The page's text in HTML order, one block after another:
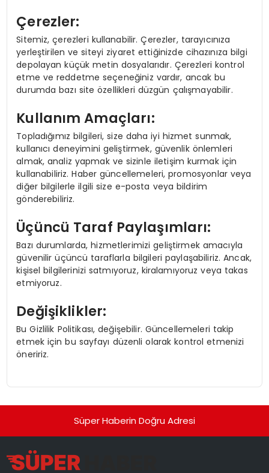
YAŞAM
Çerezler:
Sitemiz, çerezleri kullanabilir. Çerezler, tarayıcınıza
yerleştirilen ve siteyi ziyaret ettiğinizde cihazınıza bilgi
depolayan küçük metin dosyalarıdır. Çerezleri kontrol
etme ve reddetme seçeneğiniz vardır, ancak bu
durumda bazı site özellikleri düzgün çalışmayabilir.
Kullanım Amaçları:
Topladığımız bilgileri, size daha iyi hizmet sunmak,
kullanıcı deneyimini geliştirmek, güvenlik önlemleri
almak, analiz yapmak ve sizinle iletişim kurmak için
kullanabiliriz. Haber güncellemeleri, promosyonlar veya
diğer bilgilerle ilgili size e-posta veya bildirim
gönderebiliriz.
Üçüncü Taraf Paylaşımları:
Bazı durumlarda, hizmetlerimizi geliştirmek amacıyla
güvenilir üçüncü taraflarla bilgileri paylaşabiliriz. Ancak,
kişisel bilgilerinizi satmıyoruz, kiralamıyoruz veya takas
etmiyoruz.
Değişiklikler:
Bu Gizlilik Politikası, değişebilir. Güncellemeleri takip
etmek için bu sayfayı düzenli olarak kontrol etmenizi
öneririz.
Süper Haberin Doğru Adresi